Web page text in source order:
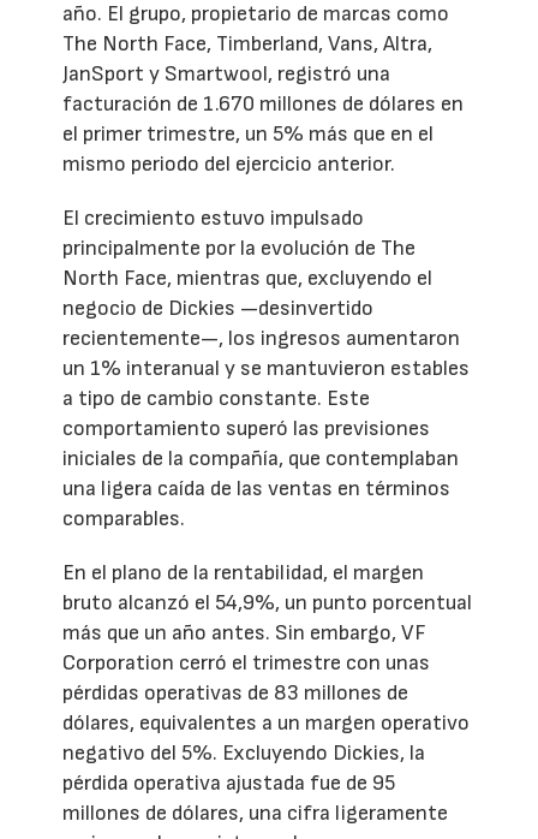
año. El grupo, propietario de marcas como
The North Face, Timberland, Vans, Altra,
JanSport y Smartwool, registró una
facturación de 1.670 millones de dólares en
el primer trimestre, un 5% más que en el
mismo periodo del ejercicio anterior.
El crecimiento estuvo impulsado
principalmente por la evolución de The
North Face, mientras que, excluyendo el
negocio de Dickies —desinvertido
recientemente—, los ingresos aumentaron
un 1% interanual y se mantuvieron estables
a tipo de cambio constante. Este
comportamiento superó las previsiones
iniciales de la compañía, que contemplaban
una ligera caída de las ventas en términos
comparables.
En el plano de la rentabilidad, el margen
bruto alcanzó el 54,9%, un punto porcentual
más que un año antes. Sin embargo, VF
Corporation cerró el trimestre con unas
pérdidas operativas de 83 millones de
dólares, equivalentes a un margen operativo
negativo del 5%. Excluyendo Dickies, la
pérdida operativa ajustada fue de 95
millones de dólares, una cifra ligeramente